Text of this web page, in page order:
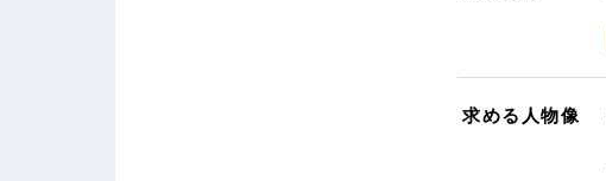
求める人物像